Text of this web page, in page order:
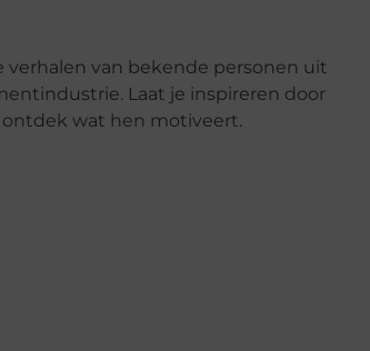
van bekende personen uit
Laat je inspireren door
wat hen motiveert.